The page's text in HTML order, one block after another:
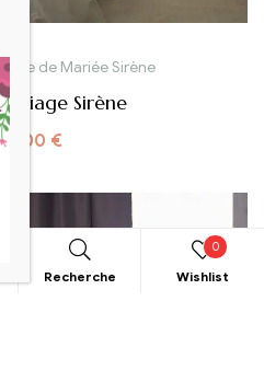
Robe de Mariée Sirène
Sirène
€
Recherche Wishlist
0